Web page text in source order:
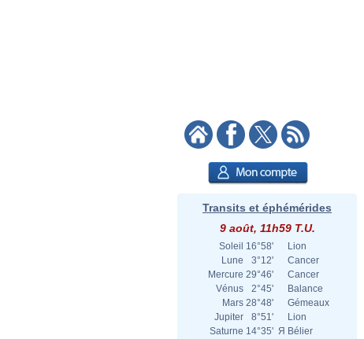
Transits et éphémérides
9 août, 11h59 T.U.
Soleil 16°58'
Lion
Lune
3°12'
Cancer
Mercure 29°46'
Cancer
Vénus
2°45'
Balance
Mars 28°48'
Gémeaux
Jupiter
8°51'
Lion
Saturne 14°35' Я Bélier